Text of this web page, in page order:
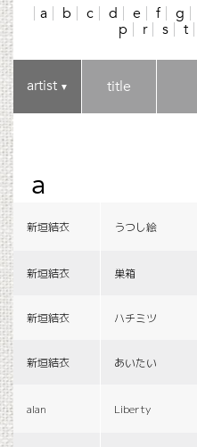
a b c d e f g
p
r s t
artist▼ title
a
新垣結衣 うつし絵
新垣結衣 巣箱
新垣結衣 ハチミツ
新垣結衣 あいたい
alan Liberty